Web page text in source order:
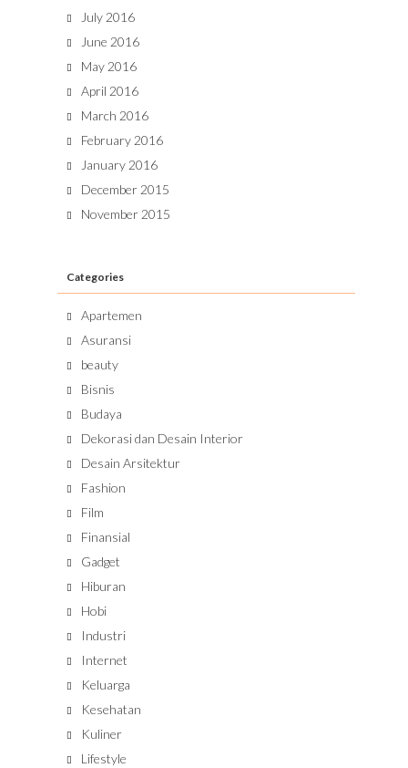
July 2016
June 2016
May 2016
April 2016
March 2016
February 2016
January 2016
December 2015
November 2015
Categories
Apartemen
Asuransi
beauty
Bisnis
Budaya
Dekorasi dan Desain Interior
Desain Arsitektur
Fashion
Film
Finansial
Gadget
Hiburan
Hobi
Industri
Internet
Keluarga
Kesehatan
Kuliner
Lifestyle